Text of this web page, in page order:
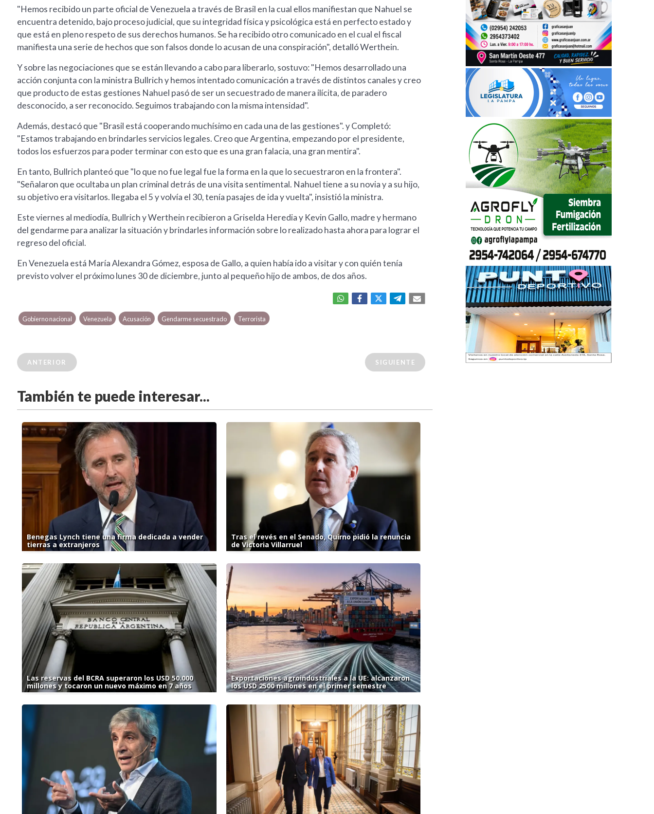
"Hemos recibido un parte oficial de Venezuela a través de Brasil en la cual ellos manifiestan que Nahuel se
encuentra detenido, bajo proceso judicial, que su integridad física y psicológica está en perfecto estado y
que está en pleno respeto de sus derechos humanos. Se ha recibido otro comunicado en el cual el fiscal
manifiesta una serie de hechos que son falsos donde lo acusan de una conspiración", detalló Werthein.
Y sobre las negociaciones que se están llevando a cabo para liberarlo, sostuvo: "Hemos desarrollado una
acción conjunta con la ministra Bullrich y hemos intentado comunicación a través de distintos canales y creo
que producto de estas gestiones Nahuel pasó de ser un secuestrado de manera ilícita, de paradero
desconocido, a ser reconocido. Seguimos trabajando con la misma intensidad".
Además, destacó que "Brasil está cooperando muchísimo en cada una de las gestiones". y Completó:
"Estamos trabajando en brindarles servicios legales. Creo que Argentina, empezando por el presidente,
todos los esfuerzos para poder terminar con esto que es una gran falacia, una gran mentira".
En tanto, Bullrich planteó que "lo que no fue legal fue la forma en la que lo secuestraron en la frontera".
"Señalaron que ocultaba un plan criminal detrás de una visita sentimental. Nahuel tiene a su novia y a su hijo,
su objetivo era visitarlos. llegaba el 5 y volvía el 30, tenía pasajes de ida y vuelta", insistió la ministra.
Este viernes al mediodía, Bullrich y Werthein recibieron a Griselda Heredia y Kevin Gallo, madre y hermano
del gendarme para analizar la situación y brindarles información sobre lo realizado hasta ahora para lograr el
regreso del oficial.
En Venezuela está María Alexandra Gómez, esposa de Gallo, a quien había ido a visitar y con quién tenía
previsto volver el próximo lunes 30 de diciembre, junto al pequeño hijo de ambos, de dos años.
Gobierno nacional Venezuela Acusación Gendarme secuestrado Terrorista
ANTERIOR SIGUIENTE
También te puede interesar...
Benegas Lynch tiene una firma dedicada a vender
tierras a extranjeros
Tras el revés en el Senado, Quirno pidió la renuncia
de Victoria Villarruel
Las reservas del BCRA superaron los USD 50.000
millones y tocaron un nuevo máximo en 7 años
Exportaciones agroindustriales a la UE: alcanzaron
los USD 2500 millones en el primer semestre